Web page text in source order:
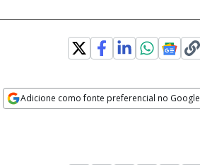
Adicione como fonte preferencial no Google